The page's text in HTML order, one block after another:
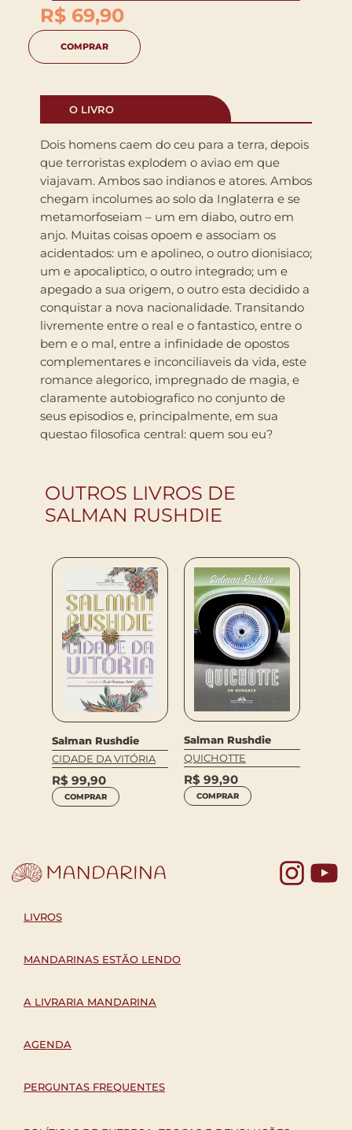
R$ 69,90
COMPRAR
O LIVRO
Dois homens caem do ceu para a terra, depois
que terroristas explodem o aviao em que
viajavam. Ambos sao indianos e atores. Ambos
chegam incolumes ao solo da Inglaterra e se
metamorfoseiam – um em diabo, outro em
anjo. Muitas coisas opoem e associam os
acidentados: um e apolineo, o outro dionisiaco;
um e apocaliptico, o outro integrado; um e
apegado a sua origem, o outro esta decidido a
conquistar a nova nacionalidade. Transitando
livremente entre o real e o fantastico, entre o
bem e o mal, entre a infinidade de opostos
complementares e inconciliaveis da vida, este
romance alegorico, impregnado de magia, e
claramente autobiografico no conjunto de
seus episodios e, principalmente, em sua
questao filosofica central: quem sou eu?
OUTROS LIVROS DE
SALMAN RUSHDIE
Salman Rushdie
CIDADE DA VITÓRIA
R$ 99,90
COMPRAR
Salman Rushdie
QUICHOTTE
R$ 99,90
COMPRAR
LIVROS
MANDARINAS ESTÃO LENDO
A LIVRARIA MANDARINA
AGENDA
PERGUNTAS FREQUENTES